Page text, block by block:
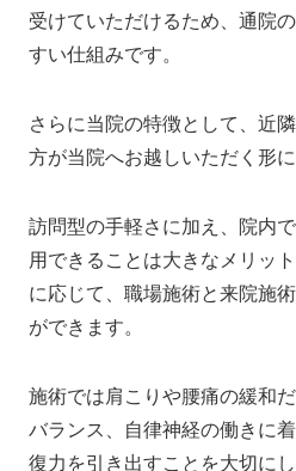
受けていただけるため、通院
すい仕組みです。
さらに当院の特徴として、近
方が当院へお越しいただく形
訪問型の手軽さに加え、院内
用できることは大きなメリッ
に応じて、職場施術と来院施
ができます。
施術では肩こりや腰痛の緩和
バランス、自律神経の働きに
復力を引き出すことを大切に